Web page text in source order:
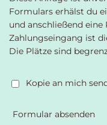
Formulars erhälst du
und anschließend eine
Zahlungseingang ist
Die Plätze sind
Kopie an mich
Formular absenden